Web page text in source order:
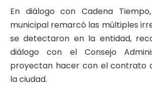
En diálogo con Cadena
municipal remarcó las múltiples
se detectaron en la entidad,
diálogo con el Consejo
proyectan hacer con el contrato
la ciudad.